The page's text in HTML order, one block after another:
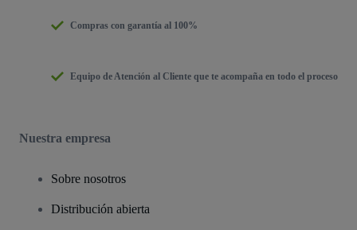
Compras con garantía al 100%
Equipo de Atención al Cliente que te acompaña en todo el proceso
Nuestra empresa
Sobre nosotros
Distribución abierta